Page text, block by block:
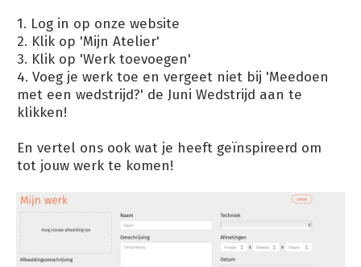
1. Log in op onze website
2. Klik op 'Mijn Atelier'
3. Klik op 'Werk toevoegen'
4. Voeg je werk toe en vergeet niet bij 'Meedoen
met een wedstrijd?' de Juni Wedstrijd aan te
klikken!
En vertel ons ook wat je heeft geïnspireerd om
tot jouw werk te komen!